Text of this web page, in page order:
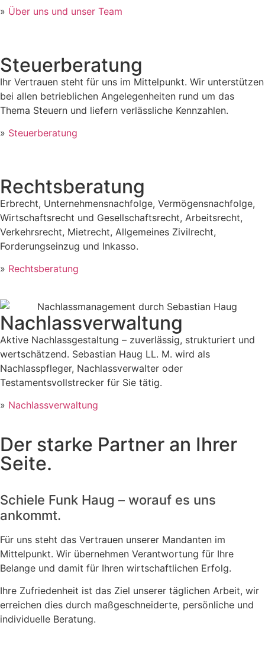
» Über uns und unser Team
Steuerberatung
Ihr Vertrauen steht für uns im Mittelpunkt. Wir unterstützen
bei allen betrieblichen Angelegenheiten rund um das
Thema Steuern und liefern verlässliche Kennzahlen.
» Steuerberatung
Rechtsberatung
Erbrecht, Unternehmensnachfolge, Vermögensnachfolge,
Wirtschaftsrecht und Gesellschaftsrecht, Arbeitsrecht,
Verkehrsrecht, Mietrecht, Allgemeines Zivilrecht,
Forderungseinzug und Inkasso.
» Rechtsberatung
Nachlassverwaltung
Aktive Nachlassgestaltung – zuverlässig, strukturiert und
wertschätzend. Sebastian Haug LL. M. wird als
Nachlasspfleger, Nachlassverwalter oder
Testamentsvollstrecker für Sie tätig.
» Nachlassverwaltung
Der starke Partner an Ihrer
Seite.
Schiele Funk Haug – worauf es uns
ankommt.
Für uns steht das Vertrauen unserer Mandanten im
Mittelpunkt. Wir übernehmen Verantwortung für Ihre
Belange und damit für Ihren wirtschaftlichen Erfolg.
Ihre Zufriedenheit ist das Ziel unserer täglichen Arbeit, wir
erreichen dies durch maßgeschneiderte, persönliche und
individuelle Beratung.